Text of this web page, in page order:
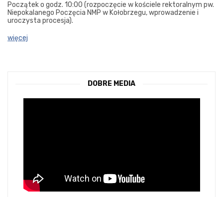
Początek o godz. 10:00 (rozpoczęcie w kościele rektoralnym pw.
Niepokalanego Poczęcia NMP w Kołobrzegu, wprowadzenie i
uroczysta procesja).
więcej
DOBRE MEDIA